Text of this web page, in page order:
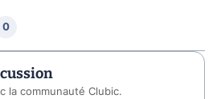
0
la communauté Clubic.